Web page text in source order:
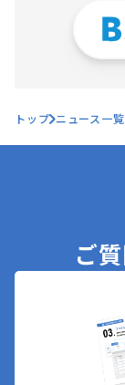
トップ ニュース一覧
ご